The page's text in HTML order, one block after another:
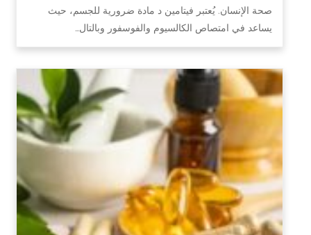
صحة الإنسان. يُعتبر فيتامين د مادة ضرورية للجسم، حيث
يساعد في امتصاص الكالسيوم والفوسفور وبالتال…